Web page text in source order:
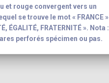
et rouge convergent vers un
se trouve le mot « FRANCE »
ÉGALITÉ, FRATERNITÉ ». Nota :
perforés spécimen ou pas.